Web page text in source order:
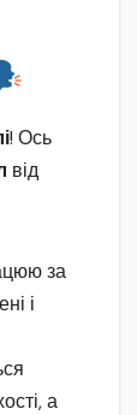
! Ось
від
за
і
а